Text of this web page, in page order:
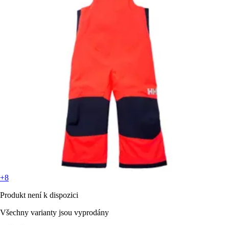
+8
Produkt není k dispozici
Všechny varianty jsou vyprodány